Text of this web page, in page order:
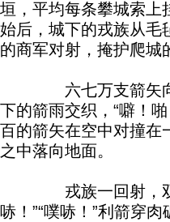
垣，平均每条攀城索上
始后，城下的戎族从毛
的商军对射，掩护爬城
六七万支箭矢向城
下的箭雨交织，“噼！
百的箭矢在空中对撞在
之中落向地面。
戎族一回射，双方
哧！”“噗哧！”利箭穿